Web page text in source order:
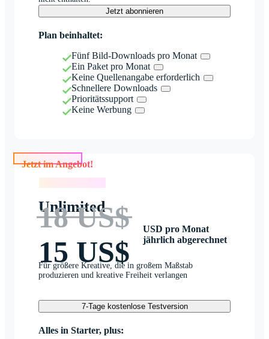
Jetzt abonnieren
Plan beinhaltet:
Fünf Bild-Downloads pro Monat
Ein Paket pro Monat
Keine Quellenangabe erforderlich
Schnellere Downloads
Prioritätssupport
Keine Werbung
Jetzt im Angebot!
Unlimited
18 US$
15 US$
USD pro Monat
jährlich abgerechnet
Für größere Kreative, die in großem Maßstab
produzieren und kreative Freiheit verlangen
7-Tage kostenlose Testversion
Alles in Starter, plus: